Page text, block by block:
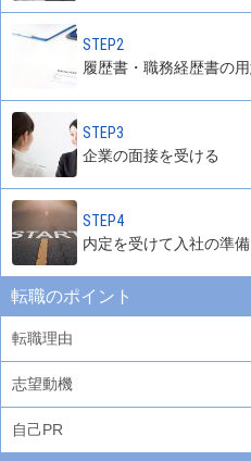
STEP2
履歴書・職務経歴書の
STEP3
企業の面接を受ける
STEP4
内定を受けて入社の準
転職のポイント
転職理由
志望動機
自己PR